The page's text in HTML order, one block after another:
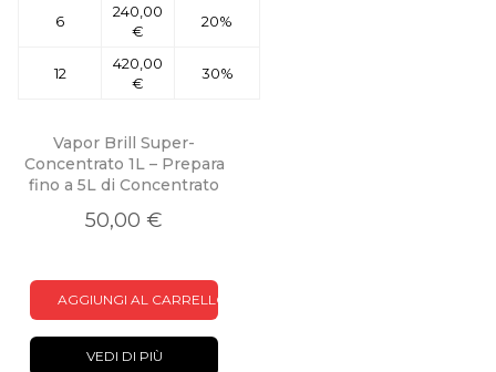
6
240,00
€
20%
12
420,00
€
30%
Vapor Brill Super-
Concentrato 1L – Prepara
fino a 5L di Concentrato
50,00 €
AGGIUNGI AL CARRELLO
VEDI DI PIÙ